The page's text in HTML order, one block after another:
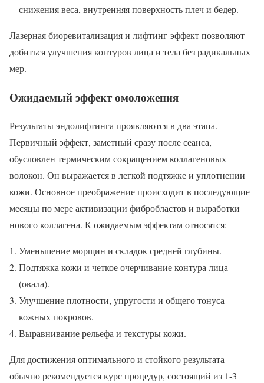
снижения веса, внутренняя поверхность плеч и бедер.
Лазерная биоревитализация и лифтинг-эффект позволяют
добиться улучшения контуров лица и тела без радикальных
мер.
Ожидаемый эффект омоложения
Результаты эндолифтинга проявляются в два этапа.
Первичный эффект, заметный сразу после сеанса,
обусловлен термическим сокращением коллагеновых
волокон. Он выражается в легкой подтяжке и уплотнении
кожи. Основное преображение происходит в последующие
месяцы по мере активизации фибробластов и выработки
нового коллагена. К ожидаемым эффектам относятся:
Уменьшение морщин и складок средней глубины.
Подтяжка кожи и четкое очерчивание контура лица
(овала).
Улучшение плотности, упругости и общего тонуса
кожных покровов.
Выравнивание рельефа и текстуры кожи.
Для достижения оптимального и стойкого результата
обычно рекомендуется курс процедур, состоящий из 1-3